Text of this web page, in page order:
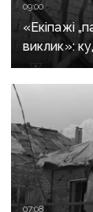
09:00
«Екіпажі
виклик»:
та
07:08